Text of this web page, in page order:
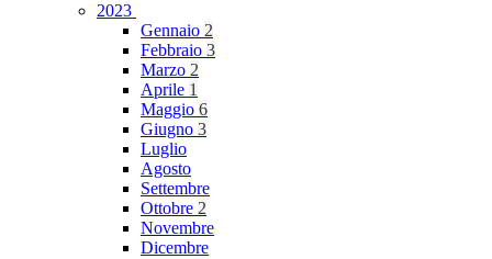
2023
Gennaio 2
Febbraio 3
Marzo 2
Aprile 1
Maggio 6
Giugno 3
Luglio
Agosto
Settembre
Ottobre 2
Novembre
Dicembre